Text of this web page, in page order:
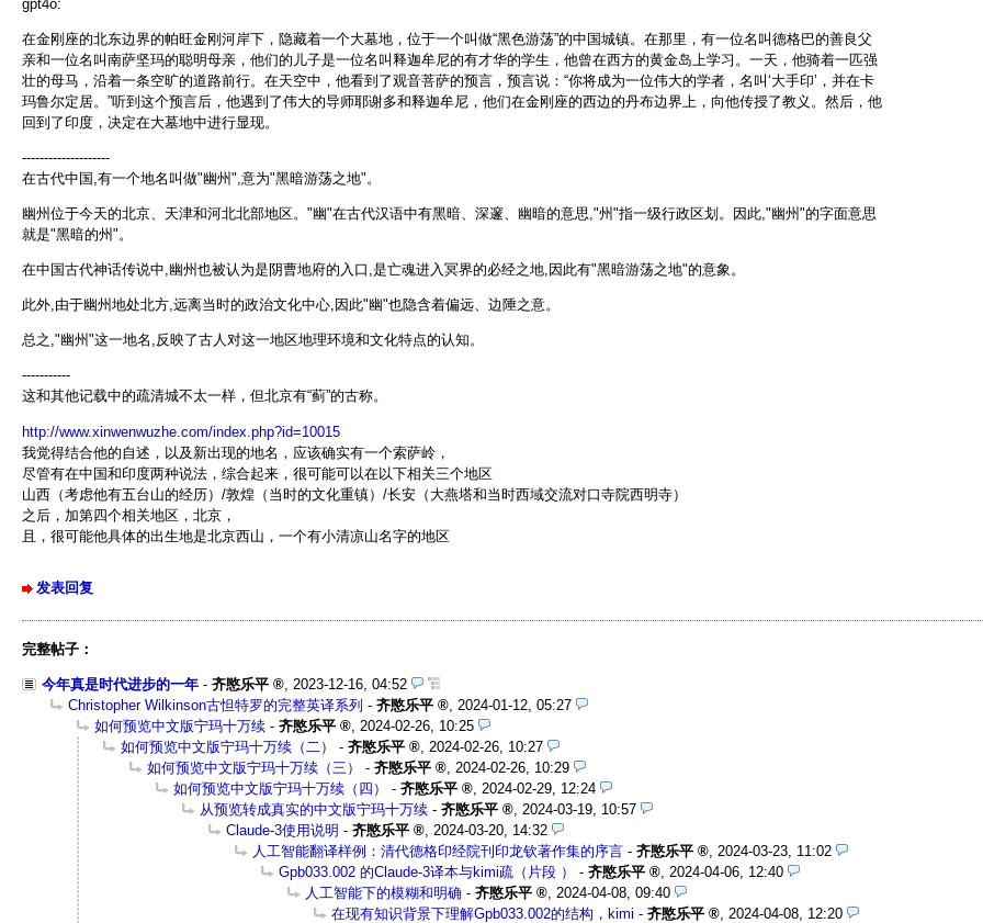
gpt4o:
在金刚座的北东边界的帕旺金刚河岸下，隐藏着一个大墓地，位于一个叫做“黑色游荡”的中国城镇。在那里，有一位名叫德格巴的善良父
亲和一位名叫南萨坚玛的聪明母亲，他们的儿子是一位名叫释迦牟尼的有才华的学生，他曾在西方的黄金岛上学习。一天，他骑着一匹强
壮的母马，沿着一条空旷的道路前行。在天空中，他看到了观音菩萨的预言，预言说：“你将成为一位伟大的学者，名叫‘大手印’，并在卡
玛鲁尔定居。”听到这个预言后，他遇到了伟大的导师耶谢多和释迦牟尼，他们在金刚座的西边的丹布边界上，向他传授了教义。然后，他
回到了印度，决定在大墓地中进行显现。
--------------------
在古代中国,有一个地名叫做"幽州",意为"黑暗游荡之地"。
幽州位于今天的北京、天津和河北北部地区。"幽"在古代汉语中有黑暗、深邃、幽暗的意思,"州"指一级行政区划。因此,"幽州"的字面意思
就是"黑暗的州"。
在中国古代神话传说中,幽州也被认为是阴曹地府的入口,是亡魂进入冥界的必经之地,因此有"黑暗游荡之地"的意象。
此外,由于幽州地处北方,远离当时的政治文化中心,因此"幽"也隐含着偏远、边陲之意。
总之,"幽州"这一地名,反映了古人对这一地区地理环境和文化特点的认知。
-----------
这和其他记载中的疏清城不太一样，但北京有“蓟”的古称。
http://www.xinwenwuzhe.com/index.php?id=10015
我觉得结合他的自述，以及新出现的地名，应该确实有一个索萨岭，
尽管有在中国和印度两种说法，综合起来，很可能可以在以下相关三个地区
山西（考虑他有五台山的经历）/敦煌（当时的文化重镇）/长安（大燕塔和当时西域交流对口寺院西明寺）
之后，加第四个相关地区，北京，
且，很可能他具体的出生地是北京西山，一个有小清凉山名字的地区
发表回复
完整帖子：
今年真是时代进步的一年 -齐愍乐平
2023-12-16, 04:52
Christopher Wilkinson古怛特罗的完整英译系列 -齐愍乐平
2024-01-12, 05:27
如何预览中文版宁玛十万续 -齐愍乐平
2024-02-26, 10:25
如何预览中文版宁玛十万续（二）
-齐愍乐平
2024-02-26, 10:27
如何预览中文版宁玛十万续（三）
-齐愍乐平
2024-02-26, 10:29
如何预览中文版宁玛十万续（四）
-齐愍乐平
2024-02-29, 12:24
从预览转成真实的中文版宁玛十万续 -齐愍乐平
2024-03-19, 10:57
Claude-3使用说明 -齐愍乐平
2024-03-20, 14:32
人工智能翻译样例：清代德格印经院刊印龙钦著作集的序言 -齐愍乐平
2024-03-23, 11:02
Gpb033.002 的Claude-3译本与kimi疏（片段 ）
-齐愍乐平
2024-04-06, 12:40
人工智能下的模糊和明确 -齐愍乐平
2024-04-08, 09:40
在现有知识背景下理解Gpb033.002的结构，kimi -齐愍乐平
2024-04-08, 12:20